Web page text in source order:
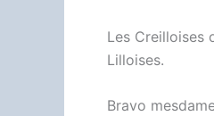
Les Creilloises
Lilloises.
Bravo